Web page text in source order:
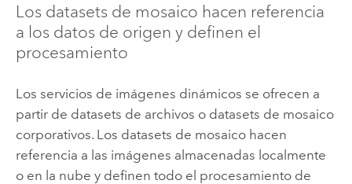
Los datasets de mosaico hacen referencia
a los datos de origen y definen el
procesamiento
Los servicios de imágenes dinámicos se ofrecen a
partir de datasets de archivos o datasets de mosaico
corporativos. Los datasets de mosaico hacen
referencia a las imágenes almacenadas localmente
o en la nube y definen todo el procesamiento de